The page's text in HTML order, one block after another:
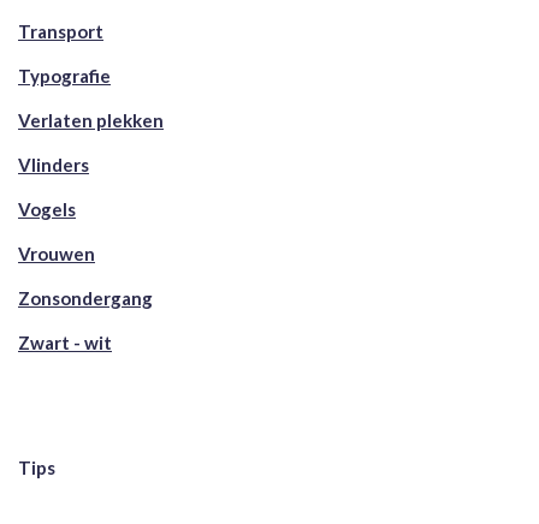
Transport
Typografie
Verlaten plekken
Vlinders
Vogels
Vrouwen
Zonsondergang
Zwart - wit
Tips